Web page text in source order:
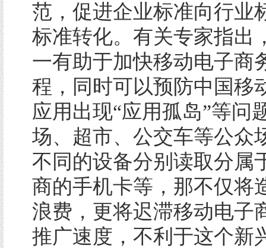
范，促进企业标准向行业
标准转化。有关专家指出
一有助于加快移动电子商
程，同时可以预防中国移
应用出现“应用孤岛”等问
场、超市、公交车等公众
不同的设备分别读取分属
商的手机卡等，那不仅将
浪费，更将迟滞移动电子
推广速度，不利于这个新